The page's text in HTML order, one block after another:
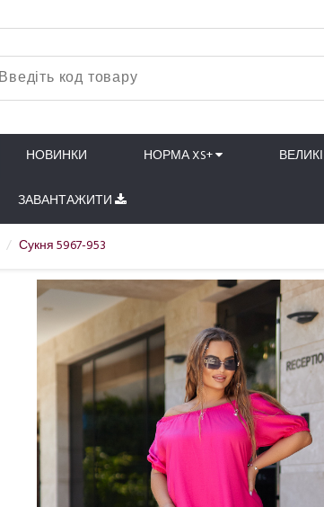
НОВИНКИ НОРМА XS+
ЗАВАНТАЖИТИ
Сукня 5967-953